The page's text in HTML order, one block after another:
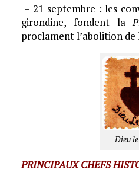
– 21 septembre : les
girondine, fondent la
proclament l’abolition de
Dieu
PRINCIPAUX CHEFS